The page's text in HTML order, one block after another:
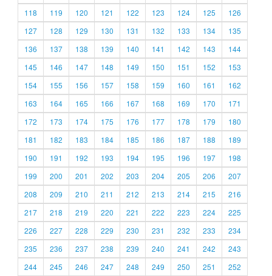
118
119 120 121 122 123 124 125
126
127
128 129 130 131 132 133 134
135
136
137 138 139 140 141 142 143
144
145
146 147 148 149 150 151 152
153
154
155 156 157 158 159 160 161
162
163
164 165 166 167 168 169 170
171
172
173 174 175 176 177 178 179
180
181
182 183 184 185 186 187 188
189
190
191 192 193 194 195 196 197
198
199
200 201 202 203 204 205 206
207
208
209 210 211 212 213 214 215
216
217
218 219 220 221 222 223 224
225
226
227 228 229 230 231 232 233
234
235
236 237 238 239 240 241 242
243
244
245 246 247 248 249 250 251 252